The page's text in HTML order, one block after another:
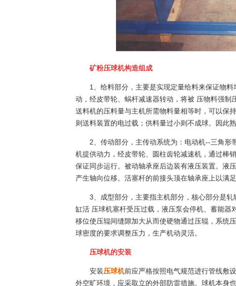
矿粉压球机构造组成
1、给料部分，主要是实现定量给料来保证物
动，经皮带轮、蜗杆减速器转动，将被 压物料强
送料机的压料量与主机所需物料量相等时，可以保
则送料装置的电过载；供料量过小则不成球。因此
2、传动部分，主传动系统为：电动机--三角
机提供动力，经皮带轮、圆柱齿轮减速机，通过棒
保证同步运行。被动轴承座后边装有液压装置。液
产生轴向位移。活塞杆的前接头顶在轴承座上以满足
3、成型部分，主要指主机部分，核心部分是
缸活 压球机塞杆受压过载，液压泵会停机、蓄能
移位使压辊间缝隙加大从而使硬物通过压辊，系统
球密度的要求调整压力，生产机动灵活。
压球机的安装
安装压球机前应严格按照电气规范进行管线敷
外空旷环境，应采取立的外部防雷措施。球机本身